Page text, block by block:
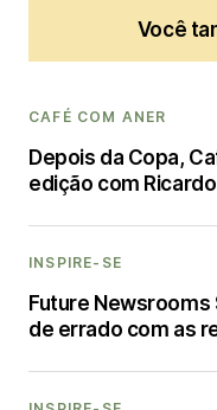
Você
CAFÉ COM ANER
Depois da Copa,
edição com
INSPIRE-SE
Future Newsrooms
de errado com as